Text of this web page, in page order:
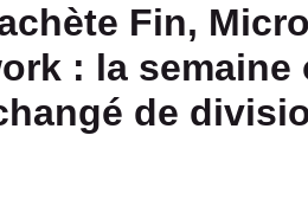
Fin,
: la semaine
de